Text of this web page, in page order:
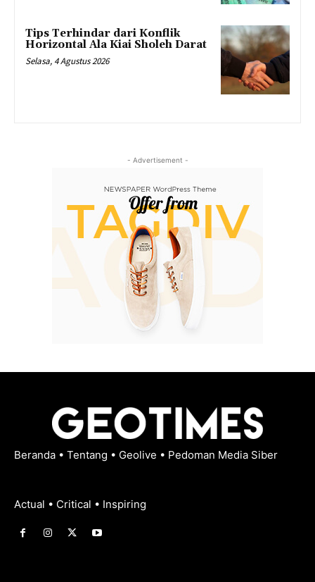
Tips Terhindar dari Konflik
Horizontal Ala Kiai Sholeh Darat
Selasa, 4 Agustus 2026
- Advertisement -
Beranda • Tentang • Geolive • Pedoman Media Siber
Actual • Critical • Inspiring